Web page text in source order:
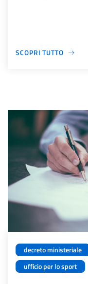
SCOPRI TUTTO
decreto ministeriale
ufficio per lo sport